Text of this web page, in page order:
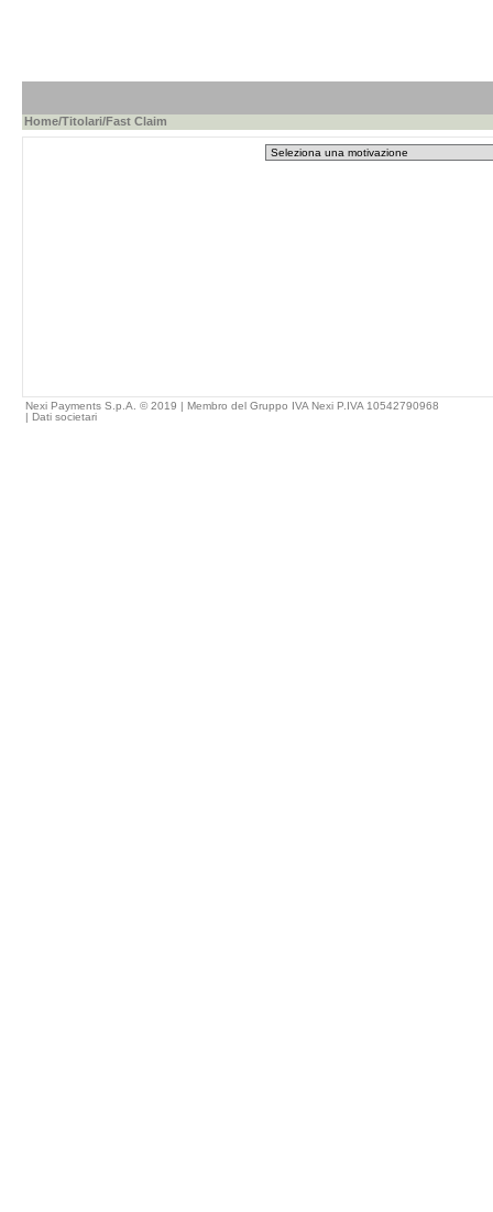
Home/Titolari/Fast Claim
Nexi Payments S.p.A. © 2019 | Membro del Gruppo IVA Nexi P.IVA 10542790968
| Dati societari